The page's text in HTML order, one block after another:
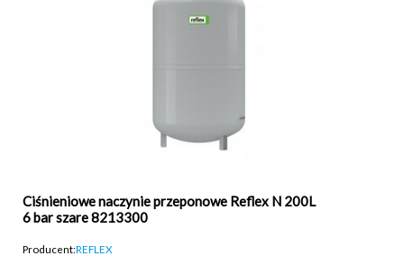
Ciśnieniowe naczynie przeponowe Reflex N 200L
6 bar szare 8213300
Producent:REFLEX